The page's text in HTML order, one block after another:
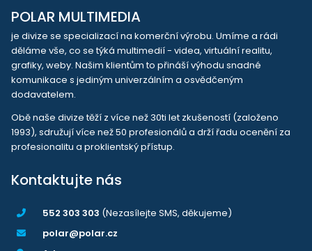
POLAR MULTIMEDIA
je divize se specializací na komerční výrobu. Umíme a rádi
děláme vše, co se týká multimedií - videa, virtuální realitu,
grafiky, weby. Našim klientům to přináší výhodu snadné
komunikace s jediným univerzálním a osvědčeným
dodavatelem.
Obě naše divize těží z více než 30ti let zkušeností (založeno
1993), sdružují více než 50 profesionálů a drží řadu ocenění za
profesionalitu a proklientský přístup.
Kontaktujte nás
552 303 303 (Nezasílejte SMS, děkujeme)
polar@polar.cz